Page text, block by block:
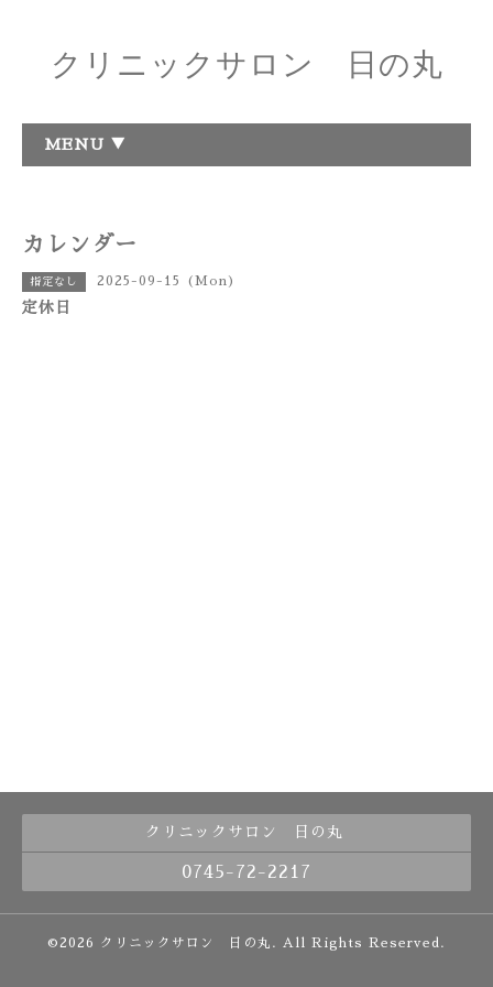
クリニックサロン 日の丸
MENU ▼
カレンダー
指定なし 2025-09-15 (Mon)
定休日
クリニックサロン 日の丸
0745-72-2217
©2026 クリニックサロン 日の丸 . All Rights Reserved.